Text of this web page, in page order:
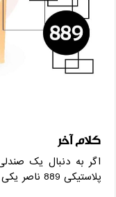
کلام آخر
اگر به‌ دنبال یک
پلاستیکی 889 ناصر یکی از بهترین گزینه‌ های بازار است.